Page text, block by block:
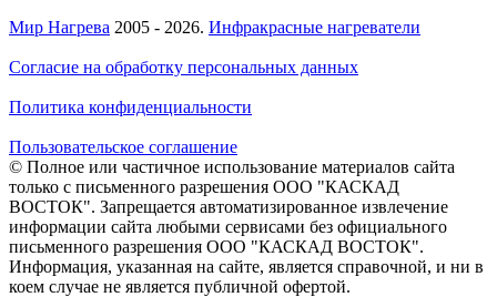
Мир Нагрева 2005 - 2026. Инфракрасные нагреватели
Согласие на обработку персональных данных
Политика конфиденциальности
Пользовательское соглашение
© Полное или частичное использование материалов сайта
только с письменного разрешения ООО "КАСКАД
ВОСТОК". Запрещается автоматизированное извлечение
информации сайта любыми сервисами без официального
письменного разрешения ООО "КАСКАД ВОСТОК".
Информация, указанная на сайте, является справочной, и ни в
коем случае не является публичной офертой.